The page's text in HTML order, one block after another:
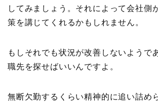
してみましょう。それによって会社側
策を講じてくれるかもしれません。
もしそれでも状況が改善しないようで
職先を探せばいいんですよ。
無断欠勤するくらい精神的に追い詰め